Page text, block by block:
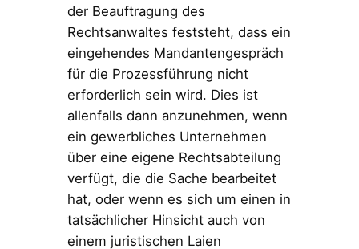
der Beauftragung des
Rechtsanwaltes feststeht, dass ein
eingehendes Mandantengespräch
für die Prozessführung nicht
erforderlich sein wird. Dies ist
allenfalls dann anzunehmen, wenn
ein gewerbliches Unternehmen
über eine eigene Rechtsabteilung
verfügt, die die Sache bearbeitet
hat, oder wenn es sich um einen in
tatsächlicher Hinsicht auch von
einem juristischen Laien